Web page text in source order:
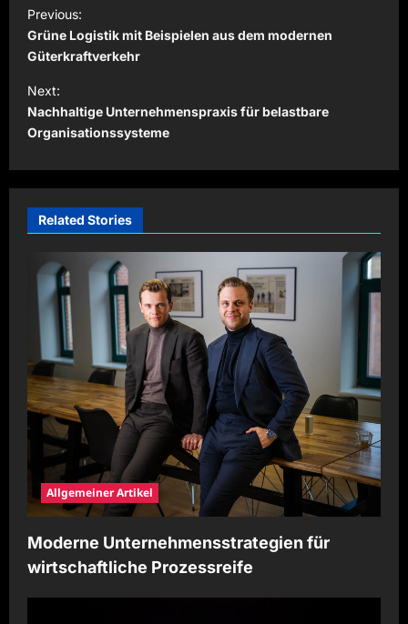
o
s
t
n
a
v
g
n
Previous:
Grüne Logistik mit Beispielen aus dem modernen
Güterkraftverkehr
Next:
Nachhaltige Unternehmenspraxis für belastbare
Organisationssysteme
Related Stories
Allgemeiner Artikel
Moderne Unternehmensstrategien für
wirtschaftliche Prozessreife